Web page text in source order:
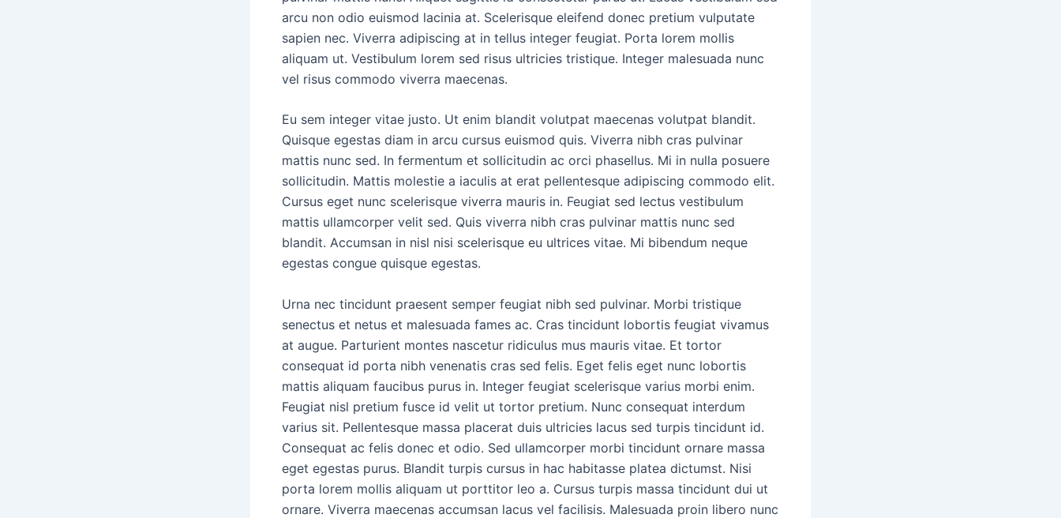
arcu non odio euismod lacinia at. Scelerisque eleifend donec pretium vulputate
sapien nec. Viverra adipiscing at in tellus integer feugiat. Porta lorem mollis
aliquam ut. Vestibulum lorem sed risus ultricies tristique. Integer malesuada nunc
vel risus commodo viverra maecenas.
Eu sem integer vitae justo. Ut enim blandit volutpat maecenas volutpat blandit.
Quisque egestas diam in arcu cursus euismod quis. Viverra nibh cras pulvinar
mattis nunc sed. In fermentum et sollicitudin ac orci phasellus. Mi in nulla posuere
sollicitudin. Mattis molestie a iaculis at erat pellentesque adipiscing commodo elit.
Cursus eget nunc scelerisque viverra mauris in. Feugiat sed lectus vestibulum
mattis ullamcorper velit sed. Quis viverra nibh cras pulvinar mattis nunc sed
blandit. Accumsan in nisl nisi scelerisque eu ultrices vitae. Mi bibendum neque
egestas congue quisque egestas.
Urna nec tincidunt praesent semper feugiat nibh sed pulvinar. Morbi tristique
senectus et netus et malesuada fames ac. Cras tincidunt lobortis feugiat vivamus
at augue. Parturient montes nascetur ridiculus mus mauris vitae. Et tortor
consequat id porta nibh venenatis cras sed felis. Eget felis eget nunc lobortis
mattis aliquam faucibus purus in. Integer feugiat scelerisque varius morbi enim.
Feugiat nisl pretium fusce id velit ut tortor pretium. Nunc consequat interdum
varius sit. Pellentesque massa placerat duis ultricies lacus sed turpis tincidunt id.
Consequat ac felis donec et odio. Sed ullamcorper morbi tincidunt ornare massa
eget egestas purus. Blandit turpis cursus in hac habitasse platea dictumst. Nisi
porta lorem mollis aliquam ut porttitor leo a. Cursus turpis massa tincidunt dui ut
ornare. Viverra maecenas accumsan lacus vel facilisis. Malesuada proin libero nunc